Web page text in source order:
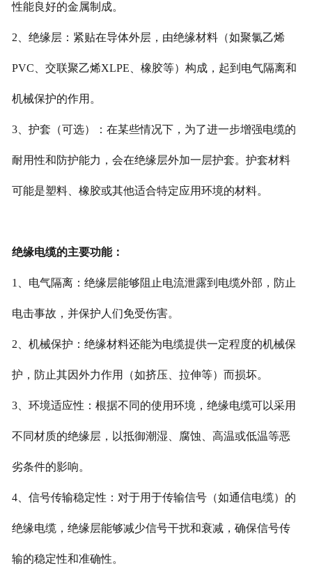
性能良好的金属制成。
2、绝缘层：紧贴在导体外层，由绝缘材料（如聚氯乙烯
PVC、交联聚乙烯XLPE、橡胶等）构成，起到电气隔离和
机械保护的作用。
3、护套（可选）：在某些情况下，为了进一步增强电缆的
耐用性和防护能力，会在绝缘层外加一层护套。护套材料
可能是塑料、橡胶或其他适合特定应用环境的材料。
绝缘电缆的主要功能：
1、电气隔离：绝缘层能够阻止电流泄露到电缆外部，防止
电击事故，并保护人们免受伤害。
2、机械保护：绝缘材料还能为电缆提供一定程度的机械保
护，防止其因外力作用（如挤压、拉伸等）而损坏。
3、环境适应性：根据不同的使用环境，绝缘电缆可以采用
不同材质的绝缘层，以抵御潮湿、腐蚀、高温或低温等恶
劣条件的影响。
4、信号传输稳定性：对于用于传输信号（如通信电缆）的
绝缘电缆，绝缘层能够减少信号干扰和衰减，确保信号传
输的稳定性和准确性。